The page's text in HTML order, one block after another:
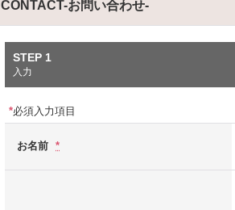
CONTACT-お問い合わせ-
STEP 1
入力
*必須入力項目
お名前 *